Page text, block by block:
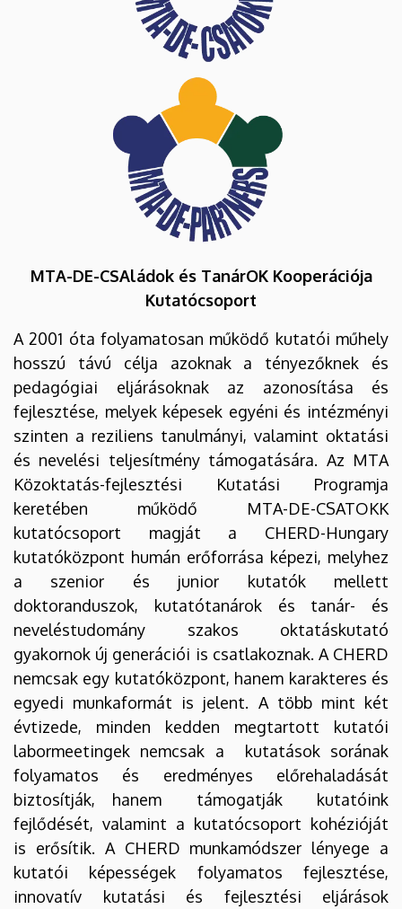
MTA-DE-CSAládok és TanárOK Kooperációja
Kutatócsoport
A 2001 óta folyamatosan működő kutatói műhely
hosszú távú célja azoknak a tényezőknek és
pedagógiai eljárásoknak az azonosítása és
fejlesztése, melyek képesek egyéni és intézményi
szinten a reziliens tanulmányi, valamint oktatási
és nevelési teljesítmény támogatására. Az MTA
Közoktatás-fejlesztési Kutatási Programja
keretében működő MTA-DE-CSATOKK
kutatócsoport magját a CHERD-Hungary
kutatóközpont humán erőforrása képezi, melyhez
a szenior és junior kutatók mellett
doktoranduszok, kutatótanárok és tanár- és
neveléstudomány szakos oktatáskutató
gyakornok új generációi is csatlakoznak. A CHERD
nemcsak egy kutatóközpont, hanem karakteres és
egyedi munkaformát is jelent. A több mint két
évtizede, minden kedden megtartott kutatói
labormeetingek nemcsak a kutatások sorának
folyamatos és eredményes előrehaladását
biztosítják, hanem támogatják kutatóink
fejlődését, valamint a kutatócsoport kohézióját
is erősítik. A CHERD munkamódszer lényege a
kutatói képességek folyamatos fejlesztése,
innovatív kutatási és fejlesztési eljárások